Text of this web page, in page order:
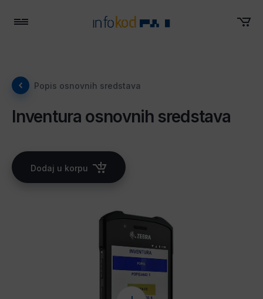
Popis osnovnih sredstava
Inventura osnovnih sredstava
Dodaj u korpu